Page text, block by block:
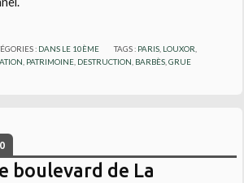
: DANS LE 10ÈME TAGS : PARIS LOUXOR
PATRIMOINE DESTRUCTION BARBÈS ,GRUE
boulevard de La